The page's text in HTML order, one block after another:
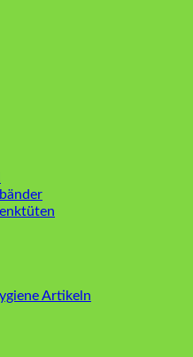
Artikeln